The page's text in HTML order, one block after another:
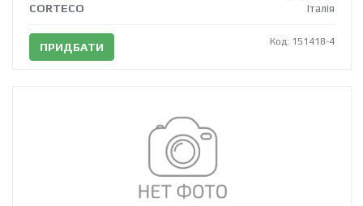
CORTECO
Італія
ПРИДБАТИ Код: 151418-4